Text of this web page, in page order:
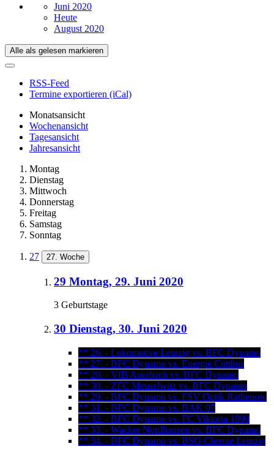
Juni 2020
Heute
August 2020
Alle als gelesen markieren
RSS-Feed
Termine exportieren (iCal)
Monatsansicht
Wochenansicht
Tagesansicht
Jahresansicht
Montag
Dienstag
Mittwoch
Donnerstag
Freitag
Samstag
Sonntag
27 27. Woche
29 Montag, 29. Juni 2020
3 Geburtstage
30 Dienstag, 30. Juni 2020
** 26. - Lokomotive Leipzig vs. BFC Dynamo
** 27. - BFC Dynamo vs. Energie Cottbus
** 28. - VfB Auerbach vs. BFC Dynamo
** 30. - ZFC Meuselwitz vs. BFC Dynamo
** 29. - BFC Dynamo vs. FSV Optik Rathenow
** 31. - BFC Dynamo vs. BAK 07
** 32. - BFC Dynamo vs. FC Viktoria 1899
** 33. - Wacker Nordhausen vs. BFC Dynamo
** 34. - BFC Dynamo vs. BSG Chemie Leipzig